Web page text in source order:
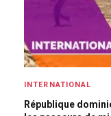
INTERNATIONAL
République